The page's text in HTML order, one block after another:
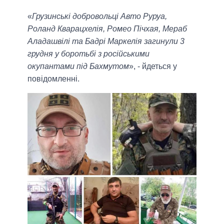
«Грузинські добровольці Авто Руруа,
Роланд Кварацхелія, Ромео Пічхая, Мераб
Аладашвілі та Бадрі Маркелія загинули 3
грудня у боротьбі з російськими
окупантами під Бахмутом», - йдеться у
повідомленні.